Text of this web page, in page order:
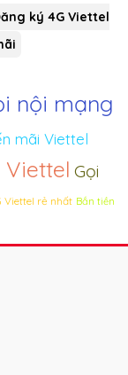
ký 4G Viettel
nội mạng
mãi Viettel
Viettel Gọi
Viettel rẻ nhất Bắn tiền